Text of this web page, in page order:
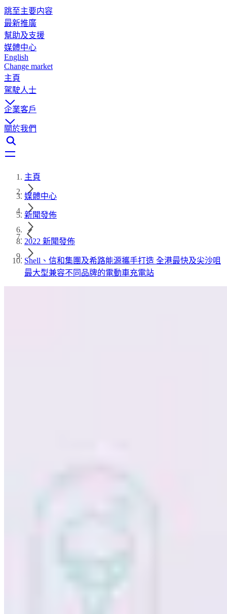
跳至主要内容
最新推廣
幫助及支援
媒體中心
English
Change market
主頁
駕駛人士
企業客戶
關於我們
主頁
媒體中心
新聞發佈
2022 新聞發佈
Shell、信和集團及希路能源攜手打造 全港最快及尖沙咀
最大型兼容不同品牌的電動車充電站